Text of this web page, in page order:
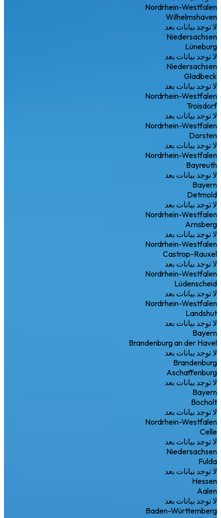
Nordrhein-Westfalen
Wilhelmshaven
لا توجد بيانات بعد
Niedersachsen
Lüneburg
لا توجد بيانات بعد
Niedersachsen
Gladbeck
لا توجد بيانات بعد
Nordrhein-Westfalen
Troisdorf
لا توجد بيانات بعد
Nordrhein-Westfalen
Dorsten
لا توجد بيانات بعد
Nordrhein-Westfalen
Bayreuth
لا توجد بيانات بعد
Bayern
Detmold
لا توجد بيانات بعد
Nordrhein-Westfalen
Arnsberg
لا توجد بيانات بعد
Nordrhein-Westfalen
Castrop-Rauxel
لا توجد بيانات بعد
Nordrhein-Westfalen
Lüdenscheid
لا توجد بيانات بعد
Nordrhein-Westfalen
Landshut
لا توجد بيانات بعد
Bayern
Brandenburg an der Havel
لا توجد بيانات بعد
Brandenburg
Aschaffenburg
لا توجد بيانات بعد
Bayern
Bocholt
لا توجد بيانات بعد
Nordrhein-Westfalen
Celle
لا توجد بيانات بعد
Niedersachsen
Fulda
لا توجد بيانات بعد
Hessen
Aalen
لا توجد بيانات بعد
Baden-Württemberg